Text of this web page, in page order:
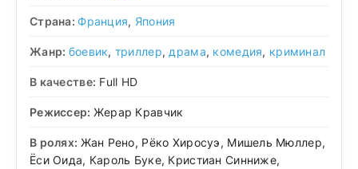
Страна:Франция, Япония
Жанр: боевик, триллер, драма, комедия, криминал
В качестве: Full HD
Режиссер: Жерар Кравчик
В ролях: Жан Рено, Рёко Хиросуэ, Мишель Мюллер,
Ёси Оида, Кароль Буке, Кристиан Синниже,